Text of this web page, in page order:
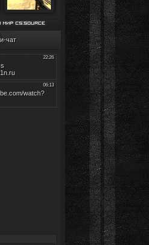
чат